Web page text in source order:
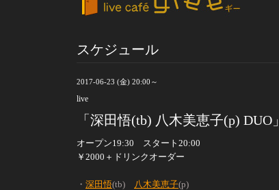
スケジュール
2017-06-23 (金) 20:00～
live
「深田悟(tb) 八木美恵子(p) DUO」
オープン19:30 スタート20:00
￥2000＋ドリンクオーダー
・ 深田悟(tb) 八木美恵子(p)